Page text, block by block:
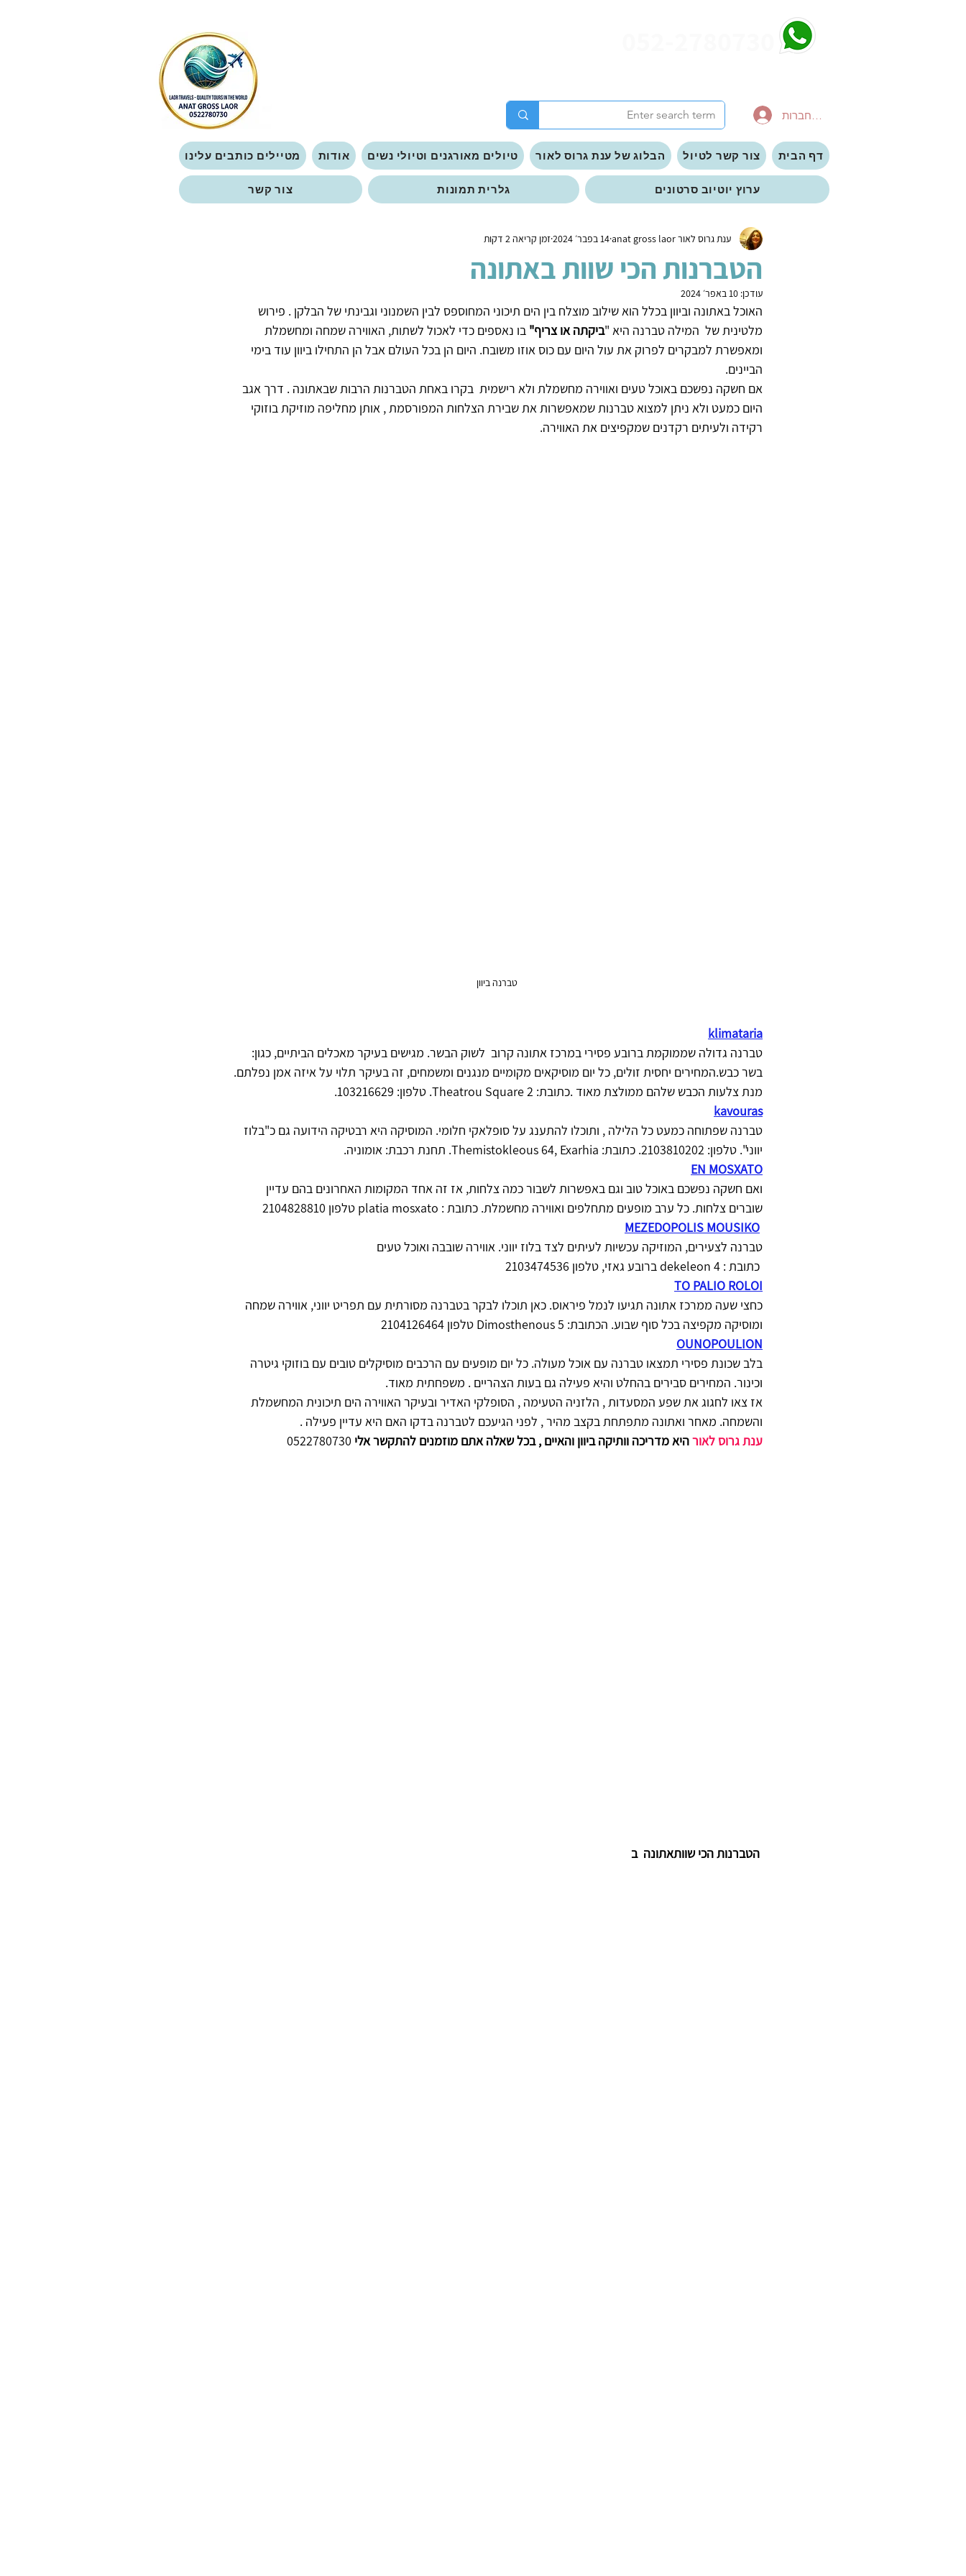
להתחברות
דף הבית צור קשר לטיול הבלוג של ענת גרוס לאור טיולים מאורגנים וטיולי נשים אודות מטיילים כותבים עלינו
ערוץ יוטיוב סרטונים גלרית תמונות צור קשר
הטברנות הכי שוות באתונה
ענת גרוס לאור anat gross laor 14 בפבר׳ 2024 זמן קריאה 2 דקות
עודכן: 10 באפר׳ 2024
האוכל באתונה וביוון בכלל הוא שילוב מוצלח בין הים תיכוני המחוספס לבין השמנוני וגבינתי של הבלקן . פירוש
מלטינית של  המילה טברנה היא "ביקתה או צריף" בו נאספים כדי לאכול לשתות, האווירה שמחה ומחשמלת
ומאפשרת למבקרים לפרוק את עול היום עם כוס אוזו משובח. היום הן בכל העולם אבל הן התחילו ביוון עוד בימי
הביינים.
אם חשקה נפשכם באוכל טעים ואווירה מחשמלת ולא רישמית  בקרו באחת הטברנות הרבות שבאתונה . דרך אגב
היום כמעט ולא ניתן למצוא טברנות שמאפשרות את שבירת הצלחות המפורסמת , אותן מחליפה מוזיקת בוזוקי
רקידה ולעיתים רקדנים שמקפיצים את האווירה.
טברנה ביוון
klimataria
טברנה גדולה שממוקמת ברובע פסירי במרכז אתונה קרוב  לשוק הבשר. מגישים בעיקר מאכלים הביתיים, כגון:
בשר כבש.המחירים יחסית זולים, כל יום מוסיקאים מקומיים מנגנים ומשמחים, זה בעיקר תלוי על איזה אמן נפלתם.
מנת צלעות הכבש שלהם ממולצת מאוד .כתובת: Theatrou Square 2. טלפון: 103216629.
kavouras
טברנה שפתוחה כמעט כל הלילה , ותוכלו להתענג על סופלאקי חלומי. המוסיקה היא רבטיקה הידועה גם כ"בלוז
יווני". טלפון: 2103810202. כתובת: Themistokleous 64, Exarhia. תחנת רכבת: אומוניה.
EN MOSXATO
ואם חשקה נפשכם באוכל טוב וגם באפשרות לשבור כמה צלחות, אז זה אחד המקומות האחרונים בהם עדיין
שוברים צלחות. כל ערב מופעים מתחלפים ואווירה מחשמלת. כתובת : platia mosxato טלפון 2104828810
MEZEDOPOLIS MOUSIKO
טברנה לצעירים, המוזיקה עכשיות לעיתים לצד בלוז יווני. אווירה שובבה ואוכל טעים
TO PALIO ROLOI
כחצי שעה ממרכז אתונה תגיעו לנמל פיראוס. כאן תוכלו לבקר בטברנה מסורתית עם תפריט יווני, אווירה שמחה
ומוסיקה מקפיצה בכל סוף שבוע. הכתובת: Dimosthenous 5 טלפון 2104126464
OUNOPOULION
בלב שכונת פסירי תמצאו טברנה עם אוכל מעולה. כל יום מופעים עם הרכבים מוסיקלים טובים עם בוזוקי גיטרה
וכינור. המחירים סבירים בהחלט והיא פעילה גם בעות הצהריים . משפחתית מאוד.
אז צאו לחגוג את שפע המסעדות , הלזניה הטעימה , הסופלקי האדיר ובעיקר האווירה הים תיכונית המחשמלת
והשמחה. מאחר ואתונה מתפתחת בקצב מהיר , לפני הגיעכם לטברנה בדקו האם היא עדיין פעילה .
ענת גרוס לאור היא מדריכה וותיקה ביוון והאיים , בכל שאלה אתם מוזמנים להתקשר אלי